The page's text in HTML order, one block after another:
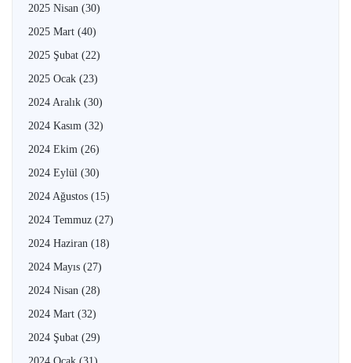
2025 Nisan (30)
2025 Mart (40)
2025 Şubat (22)
2025 Ocak (23)
2024 Aralık (30)
2024 Kasım (32)
2024 Ekim (26)
2024 Eylül (30)
2024 Ağustos (15)
2024 Temmuz (27)
2024 Haziran (18)
2024 Mayıs (27)
2024 Nisan (28)
2024 Mart (32)
2024 Şubat (29)